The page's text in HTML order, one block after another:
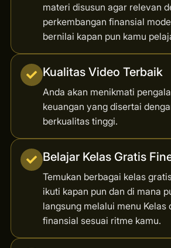
materi disusun agar relevan
perkembangan finansial
bernilai kapan pun kamu
Kualitas Video Terbaik
Anda akan menikmati
keuangan yang disertai
berkualitas tinggi.
Belajar Kelas Gratis
Temukan berbagai kelas
ikuti kapan pun dan di mana
langsung melalui menu Kelas
finansial sesuai ritme kamu.